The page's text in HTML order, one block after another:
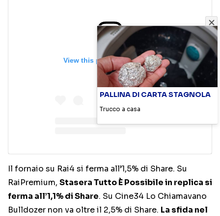
View this post on Instagram
Il fornaio su Rai4 si ferma all’1,5% di Share. Su
RaiPremium, Stasera Tutto È Possibile in replica si
ferma all’1,1% di Share. Su Cine34 Lo Chiamavano
Bulldozer non va oltre il 2,5% di Share. La sfida nel
PALLINA DI CARTA STAGNOLA
Trucco a casa